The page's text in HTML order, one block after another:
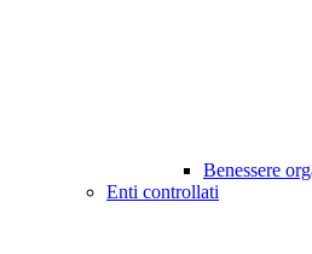
Benessere
Enti controllati